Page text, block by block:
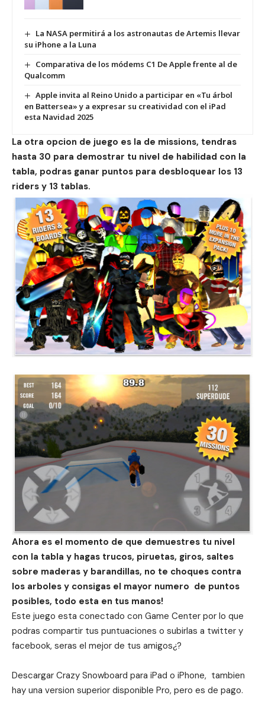
La NASA permitirá a los astronautas de Artemis llevar
su iPhone a la Luna
Comparativa de los módems C1 De Apple frente al de
Qualcomm
Apple invita al Reino Unido a participar en «Tu árbol
en Battersea» y a expresar su creatividad con el iPad
esta Navidad 2025
La otra opcion de juego es la de missions, tendras
hasta 30 para demostrar tu nivel de habilidad con la
tabla, podras ganar puntos para desbloquear los 13
riders y 13 tablas.
Ahora es el momento de que demuestres tu nivel
con la tabla y hagas trucos, piruetas, giros, saltes
sobre maderas y barandillas, no te choques contra
los arboles y consigas el mayor numero de puntos
posibles, todo esta en tus manos!
Este juego esta conectado con Game Center por lo que
podras compartir tus puntuaciones o subirlas a twitter y
facebook, seras el mejor de tus amigos¿?
Descargar Crazy Snowboard para iPad o iPhone, tambien
hay una version superior disponible Pro, pero es de pago.